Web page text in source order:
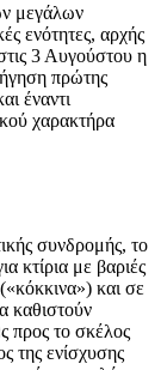
μεγάλων
ενότητες, αρχής
3 Αυγούστου η
πρώτης
έναντι
χαρακτήρα
συνδρομής, το
κτίρια με βαριές
και σε
καθιστούν
προς το σκέλος
της ενίσχυσης